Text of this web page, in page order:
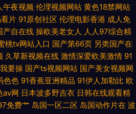
二区 97人妻超碰 韩国偷拍免费观看 日本的
黄色pc 国产TV在线观看
午夜视频 伦理视频网站 黄色18禁网站
片 91原创社区 伦理电影香港 成人免
产自在线 操欧美老女人 人人97综合精
桃tv网站入口 国产第66页 另类国产在
久草新视频在线 激情深爱欧美激情 91
要操 国产ts视频网站 国产美女视频网
色色 91香蕉亚洲精品 91伊人加勒比 欧
av网 日本波多野吉衣 日韩在线观看精
免费艹 岛国一区二区 岛国动作片在 波